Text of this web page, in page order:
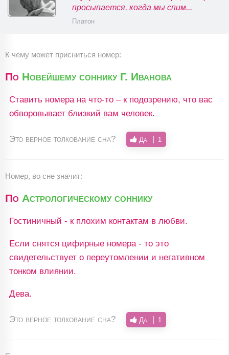
просыпается, когда мы спим...
Платон
К чему может присниться номер:
По Новейшему соннику Г. Иванова
Ставить номера на что-то – к подозрению, что вас
обворовывает близкий вам человек.
Это верное толкование сна? Да 1
Номер, во сне значит:
По Астрологическому соннику
Гостиничный - к плохим контактам в любви.
Если снятся цифирные номера - то это
свидетельствует о переутомлении и негативном
тонком влиянии.
Дева.
Это верное толкование сна? Да 1